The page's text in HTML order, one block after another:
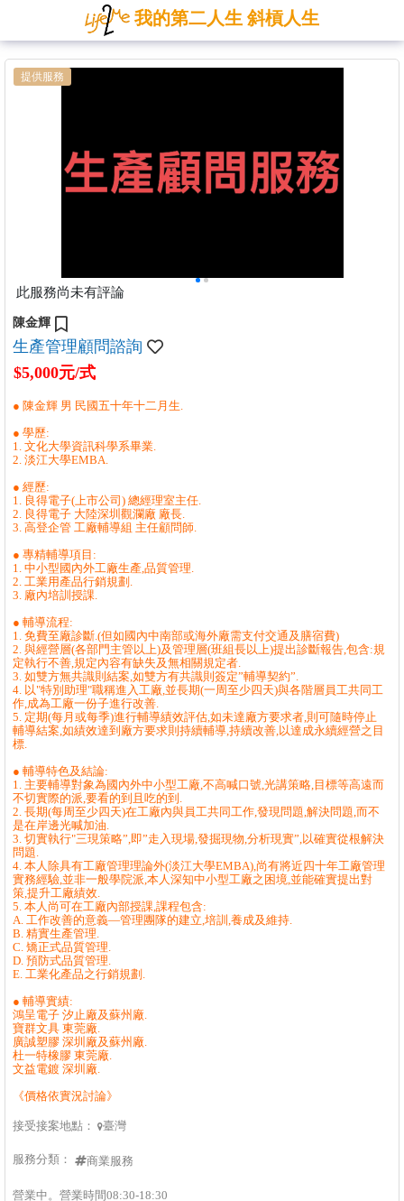
我的第二人生 斜槓人生
提供服務
此服務尚未有評論
陳金輝
生產管理顧問諮詢
$5,000元/式
● 陳金輝 男 民國五十年十二月生.
● 學歷:
1. 文化大學資訊科學系畢業.
2. 淡江大學EMBA.
● 經歷:
1. 良得電子(上市公司) 總經理室主任.
2. 良得電子 大陸深圳觀瀾廠 廠長.
3. 高登企管 工廠輔導組 主任顧問師.
● 專精輔導項目:
1. 中小型國內外工廠生產,品質管理.
2. 工業用產品行銷規劃.
3. 廠內培訓授課.
● 輔導流程:
1. 免費至廠診斷.(但如國內中南部或海外廠需支付交通及膳宿費)
2. 與經營層(各部門主管以上)及管理層(班組長以上)提出診斷報告,包含:規
定執行不善,規定內容有缺失及無相關規定者.
3. 如雙方無共識則結案,如雙方有共識則簽定”輔導契約”.
4. 以"特別助理"職稱進入工廠,並長期(一周至少四天)與各階層員工共同工
作,成為工廠一份子進行改善.
5. 定期(每月或每季)進行輔導績效評估,如未達廠方要求者,則可隨時停止
輔導結案,如績效達到廠方要求則持續輔導,持續改善,以達成永續經營之目
標.
● 輔導特色及結論:
1. 主要輔導對象為國內外中小型工廠,不高喊口號,光講策略,目標等高遠而
不切實際的派,要看的到且吃的到.
2. 長期(每周至少四天)在工廠內與員工共同工作,發現問題,解決問題,而不
是在岸邊光喊加油.
3. 切實執行"三現策略”,即”走入現場,發掘現物,分析現實”,以確實從根解決
問題.
4. 本人除具有工廠管理理論外(淡江大學EMBA),尚有將近四十年工廠管理
實務經驗,並非一般學院派,本人深知中小型工廠之困境,並能確實提出對
策,提升工廠績效.
5. 本人尚可在工廠內部授課,課程包含:
A. 工作改善的意義—管理團隊的建立,培訓,養成及維持.
B. 精實生產管理.
C. 矯正式品質管理.
D. 預防式品質管理.
E. 工業化產品之行銷規劃.
● 輔導實績:
鴻呈電子 汐止廠及蘇州廠.
寶群文具 東莞廠.
廣誠塑膠 深圳廠及蘇州廠.
杜一特橡膠 東莞廠.
文益電鍍 深圳廠.
《價格依實況討論》
接受接案地點： 臺灣
服務分類： 商業服務
營業中。營業時間08:30-18:30